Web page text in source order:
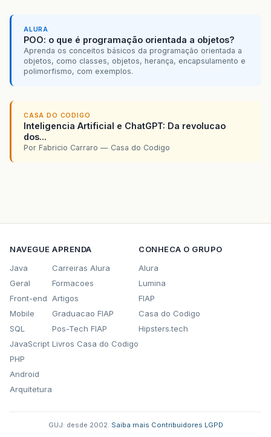
ALURA
POO: o que é programação orientada a objetos?
Aprenda os conceitos básicos da programação orientada a
objetos, como classes, objetos, herança, encapsulamento e
polimorfismo, com exemplos.
CASA DO CODIGO
Inteligencia Artificial e ChatGPT: Da revolucao
dos...
Por Fabricio Carraro — Casa do Codigo
NAVEGUE
Java
Geral
Front-end
Mobile
SQL
JavaScript
PHP
Android
Arquitetura
APRENDA
Carreiras Alura
Formacoes
Artigos
Graduacao FIAP
Pos-Tech FIAP
Livros Casa do Codigo
CONHECA O GRUPO
Alura
Lumina
FIAP
Casa do Codigo
Hipsters.tech
GUJ: desde 2002. Saiba mais Contribuidores LGPD